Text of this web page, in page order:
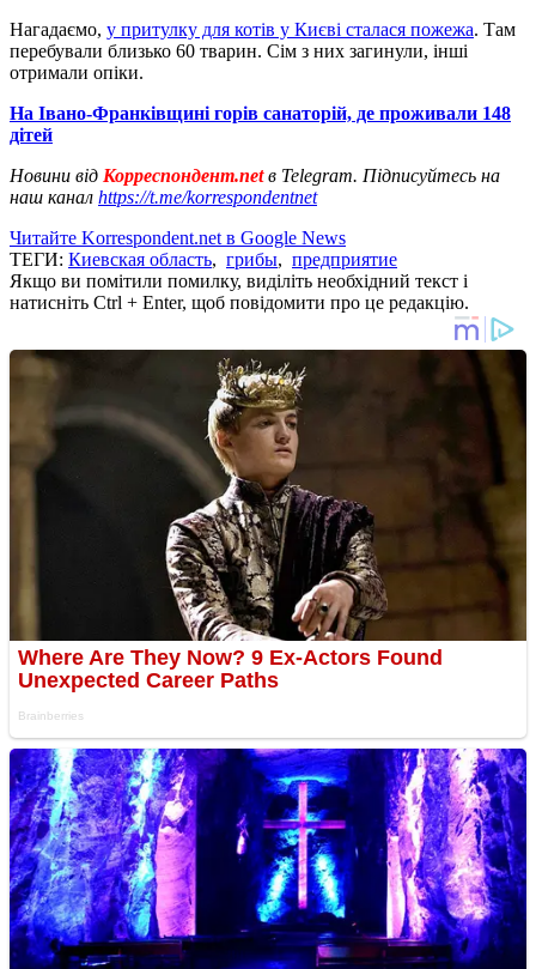
Нагадаємо, у притулку для котів у Києві сталася пожежа. Там
перебували близько 60 тварин. Сім з них загинули, інші
отримали опіки.
На Івано-Франківщині горів санаторій, де проживали 148
дітей
Новини від Корреспондент.netв Telegram. Підписуйтесь на
наш канал https://t.me/korrespondentnet
Читайте Korrespondent.net в Google News
ТЕГИ: Киевская область, грибы, предприятие
Якщо ви помітили помилку, виділіть необхідний текст і
натисніть Ctrl + Enter, щоб повідомити про це редакцію.